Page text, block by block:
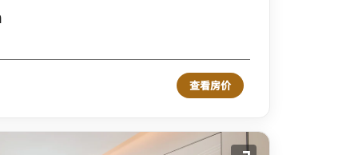
查看房价